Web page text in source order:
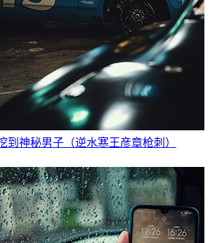
到神秘男子（逆水寒王彦章枪刺）